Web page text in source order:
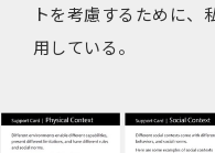
トを考慮するために、
用している。